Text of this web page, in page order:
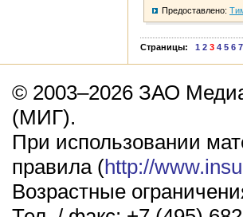
Предоставлено:
Страницы: 1 2 3 4 5 6 7
© 2003–2026 ЗАО
(МИГ).
При использовании
правила (http://
Возрастные